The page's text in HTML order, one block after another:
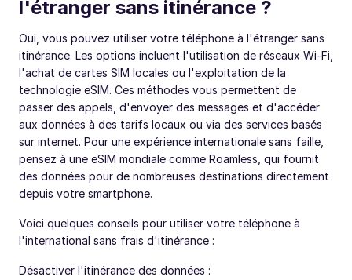
l'étranger sans itinérance ?
Oui, vous pouvez utiliser votre téléphone à l'étranger sans
itinérance. Les options incluent l'utilisation de réseaux Wi-Fi,
l'achat de cartes SIM locales ou l'exploitation de la
technologie eSIM. Ces méthodes vous permettent de
passer des appels, d'envoyer des messages et d'accéder
aux données à des tarifs locaux ou via des services basés
sur internet. Pour une expérience internationale sans faille,
pensez à une eSIM mondiale comme Roamless, qui fournit
des données pour de nombreuses destinations directement
depuis votre smartphone.
Voici quelques conseils pour utiliser votre téléphone à
l'international sans frais d'itinérance :
Désactiver l'itinérance des données :